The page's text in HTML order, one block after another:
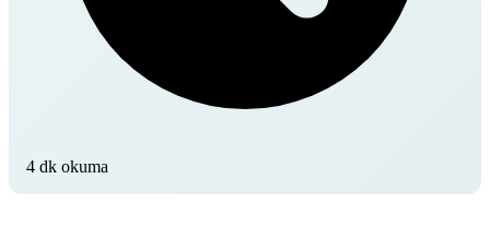
4 dk okuma